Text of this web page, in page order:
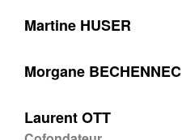
Martine HUSER
Morgane BECHENNEC
Laurent OTT